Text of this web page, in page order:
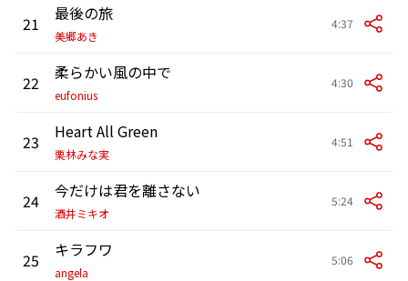
21 最後の旅
美郷あき
4:37
22 柔らかい風の中で
eufonius
4:30
23 Heart All Green
栗林みな実
4:51
24 今だけは君を離さない
酒井ミキオ
5:24
25 キラフワ
angela
5:06